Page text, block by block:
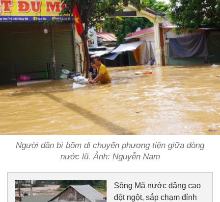
Người dân bì bõm di chuyển phương tiện giữa dòng
nước lũ. Ảnh: Nguyễn Nam
Sông Mã nước dâng cao
đột ngột, sắp chạm đỉnh